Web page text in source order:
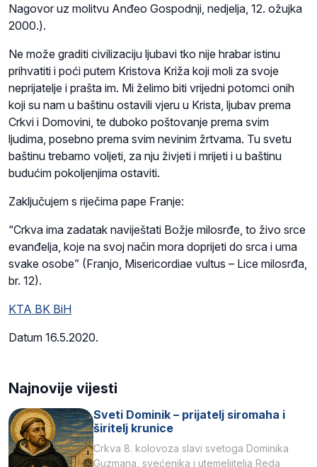
Nagovor uz molitvu Anđeo Gospodnji, nedjelja, 12. ožujka
2000.).
Ne može graditi civilizaciju ljubavi tko nije hrabar istinu
prihvatiti i poći putem Kristova Križa koji moli za svoje
neprijatelje i prašta im. Mi želimo biti vrijedni potomci onih
koji su nam u baštinu ostavili vjeru u Krista, ljubav prema
Crkvi i Domovini, te duboko poštovanje prema svim
ljudima, posebno prema svim nevinim žrtvama. Tu svetu
baštinu trebamo voljeti, za nju živjeti i mrijeti i u baštinu
budućim pokoljenjima ostaviti.
Zaključujem s riječima pape Franje:
“Crkva ima zadatak naviještati Božje milosrđe, to živo srce
evanđelja, koje na svoj način mora doprijeti do srca i uma
svake osobe” (Franjo, Misericordiae vultus – Lice milosrđa,
br. 12).
KTA BK BiH
Datum 16.5.2020.
Najnovije vijesti
Sveti Dominik – prijatelj siromaha i
širitelj krunice
Crkva 8. kolovoza slavi svetoga Dominika
Guzmana, svećenika i utemeljitelja Reda